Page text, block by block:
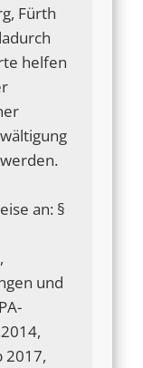
Fürth
helfen
an: §
und
2017,